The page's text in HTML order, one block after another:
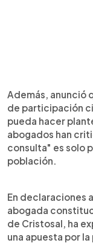
Además, anunció
de participación
pueda hacer
abogados han
consulta" es solo
población.
En declaraciones
abogada
de Cristosal, ha
una apuesta por